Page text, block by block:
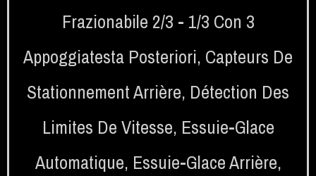
Frazionabile 2/3 - 1/3 Con 3
Appoggiatesta Posteriori, Capteurs De
Stationnement Arrière, Détection Des
Limites De Vitesse, Essuie-Glace
Automatique, Essuie-Glace Arrière,